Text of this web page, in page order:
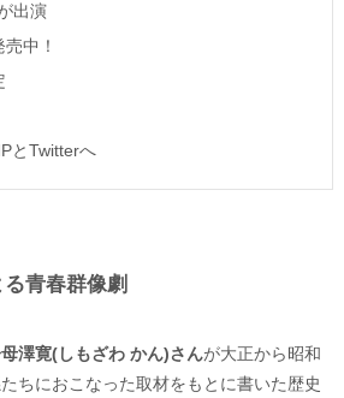
出演
中！
とTwitterへ
青春群像劇
澤寛(しもざわ かん)さんが大正から昭和
ちにおこなった取材をもとに書いた歴史